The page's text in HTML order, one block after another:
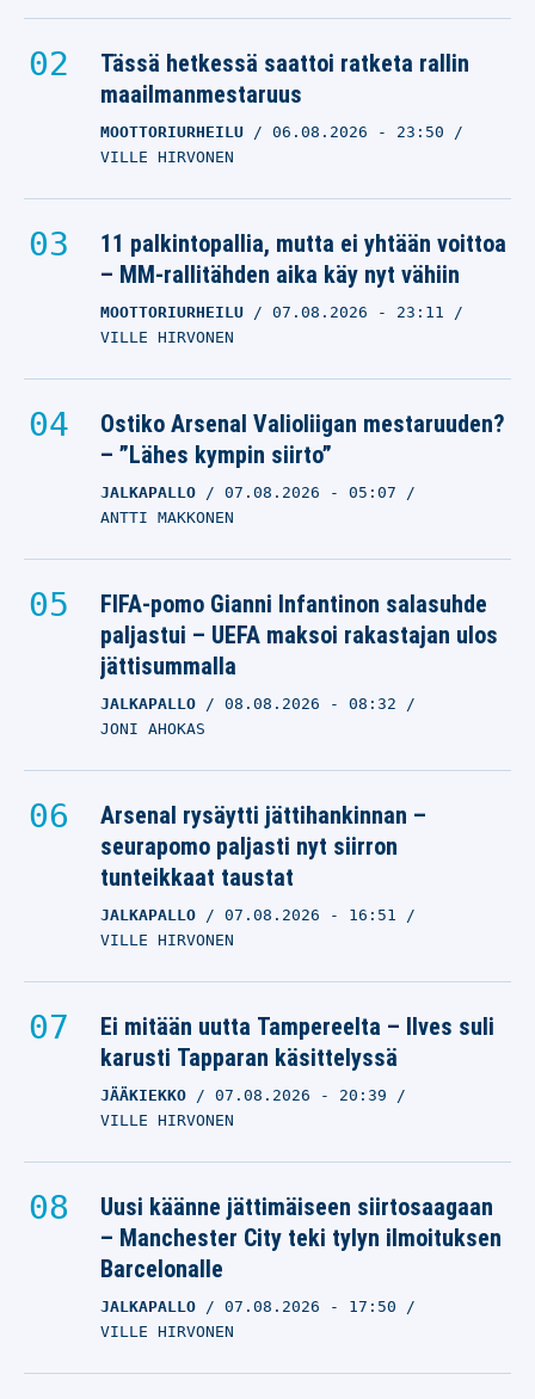
Tässä hetkessä saattoi ratketa rallin
maailmanmestaruus
MOOTTORIURHEILU 06.08.2026 - 23:50
VILLE HIRVONEN
11 palkintopallia, mutta ei yhtään voittoa
– MM-rallitähden aika käy nyt vähiin
MOOTTORIURHEILU 07.08.2026 - 23:11
VILLE HIRVONEN
Ostiko Arsenal Valioliigan mestaruuden?
– ”Lähes kympin siirto”
JALKAPALLO 07.08.2026 - 05:07
ANTTI MAKKONEN
FIFA-pomo Gianni Infantinon salasuhde
paljastui – UEFA maksoi rakastajan ulos
jättisummalla
JALKAPALLO 08.08.2026 - 08:32
JONI AHOKAS
Arsenal rysäytti jättihankinnan –
seurapomo paljasti nyt siirron
tunteikkaat taustat
JALKAPALLO 07.08.2026 - 16:51
VILLE HIRVONEN
Ei mitään uutta Tampereelta – Ilves suli
karusti Tapparan käsittelyssä
JÄÄKIEKKO 07.08.2026 - 20:39
VILLE HIRVONEN
Uusi käänne jättimäiseen siirtosaagaan
– Manchester City teki tylyn ilmoituksen
Barcelonalle
JALKAPALLO 07.08.2026 - 17:50
VILLE HIRVONEN